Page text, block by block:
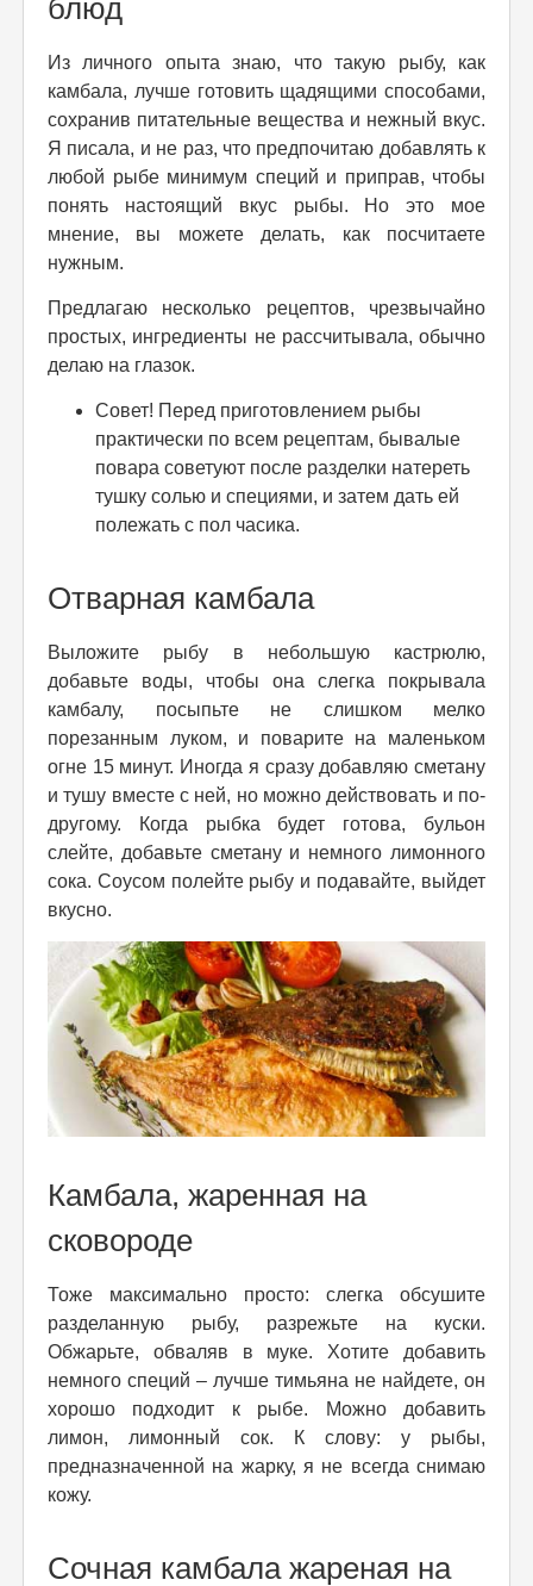
блюд
Из личного опыта знаю, что такую рыбу, как
камбала, лучше готовить щадящими способами,
сохранив питательные вещества и нежный вкус.
Я писала, и не раз, что предпочитаю добавлять к
любой рыбе минимум специй и приправ, чтобы
понять настоящий вкус рыбы. Но это мое
мнение, вы можете делать, как посчитаете
нужным.
Предлагаю несколько рецептов, чрезвычайно
простых, ингредиенты не рассчитывала, обычно
делаю на глазок.
Совет! Перед приготовлением рыбы
практически по всем рецептам, бывалые
повара советуют после разделки натереть
тушку солью и специями, и затем дать ей
полежать с пол часика.
Отварная камбала
Выложите рыбу в небольшую кастрюлю,
добавьте воды, чтобы она слегка покрывала
камбалу, посыпьте не слишком мелко
порезанным луком, и поварите на маленьком
огне 15 минут. Иногда я сразу добавляю сметану
и тушу вместе с ней, но можно действовать и по-
другому. Когда рыбка будет готова, бульон
слейте, добавьте сметану и немного лимонного
сока. Соусом полейте рыбу и подавайте, выйдет
вкусно.
Камбала, жаренная на
сковороде
Тоже максимально просто: слегка обсушите
разделанную рыбу, разрежьте на куски.
Обжарьте, обваляв в муке. Хотите добавить
немного специй – лучше тимьяна не найдете, он
хорошо подходит к рыбе. Можно добавить
лимон, лимонный сок. К слову: у рыбы,
предназначенной на жарку, я не всегда снимаю
кожу.
Сочная камбала жареная на